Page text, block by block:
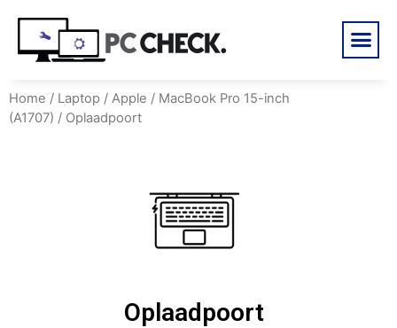
Home / Laptop / Apple / MacBook Pro 15-inch
(A1707) / Oplaadpoort
Oplaadpoort